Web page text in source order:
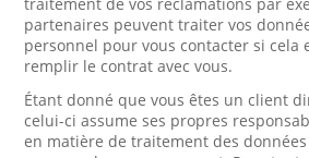
partenaires peuvent traiter vos
personnel pour vous contacter si cela
remplir le contrat avec vous.
Étant donné que vous êtes un client
celui-ci assume ses propres
en matière de traitement des